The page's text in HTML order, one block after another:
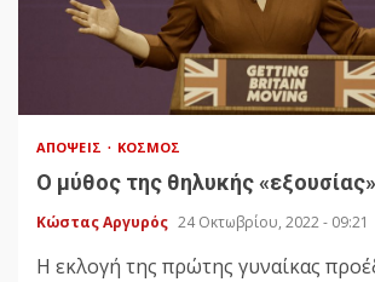
ΑΠΌΨΕΙΣ ΚΌΣΜΟΣ
Ο μύθος της θηλυκής «εξουσίας»
Κώστας Αργυρός 24 Οκτωβρίου, 2022 - 09:21
Η εκλογή της πρώτης γυναίκας